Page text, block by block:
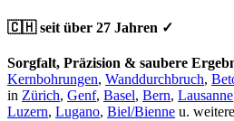
🇨🇭 seit über 27 Jahren ✓
Sorgfalt, Präzision & saubere
Kernbohrungen, Wanddurchbruch,
in Zürich, Genf, Basel, Bern, Lausanne
Luzern, Lugano, Biel/Bienne u.